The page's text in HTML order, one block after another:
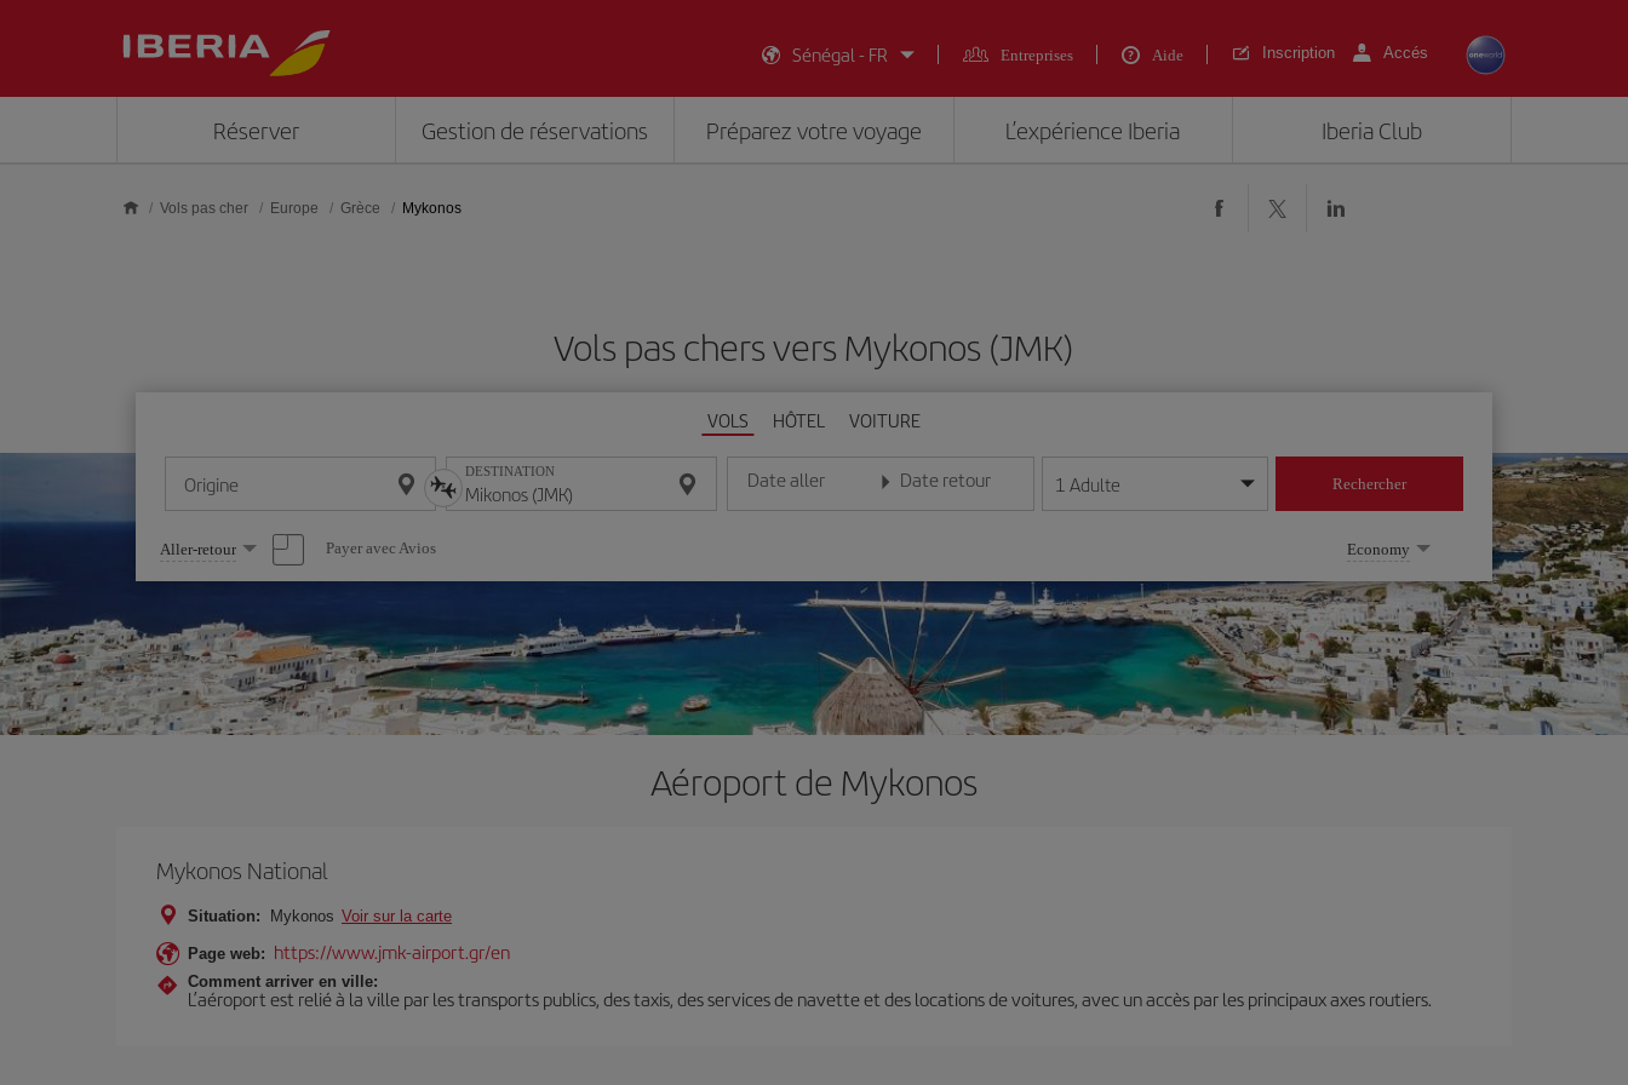
Sénégal - FR
Entreprises Aide Inscription Accés
Réserver Gestion de réservations Préparez votre voyage L’expérience Iberia Iberia Club
Vols pas cher Europe Grèce Mykonos
Vols pas chers vers Mykonos (JMK)
VOLS HÔTEL VOITURE
Origine DESTINATION Date aller
Entrez la date au format jour/mois/année
Date retour
Entrez la date au format jour/mois/année
1 Adulte Rechercher
Sélectionnez
une
option
Aller-retour Payer avec Avios Economy
Aéroport de Mykonos
Mykonos National
Situation: Mykonos Voir sur la carte
Page web: https://www.jmk-airport.gr/en
Comment arriver en ville:
L’aéroport est relié à la ville par les transports publics, des taxis, des services de navette et des locations de voitures, avec un accès par les principaux axes routiers.